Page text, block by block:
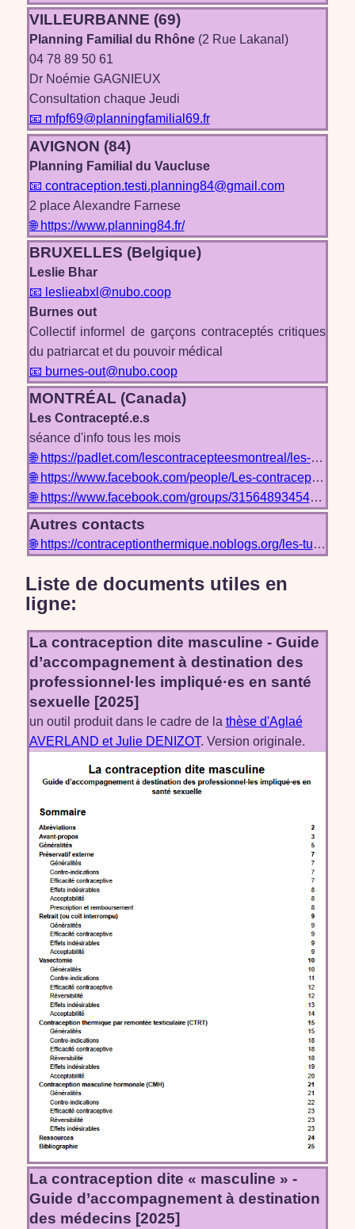
VILLEURBANNE (69)
Planning Familial du Rhône(2 Rue Lakanal)
04 78 89 50 61
Dr Noémie GAGNIEUX
Consultation chaque Jeudi
📧 mfpf69@planningfamilial69.fr
AVIGNON (84)
Planning Familial du Vaucluse
📧 contraception.testi.planning84@gmail.com
2 place Alexandre Farnese
🌐 https://www.planning84.fr/
BRUXELLES (Belgique)
Leslie Bhar
📧 leslieabxl@nubo.coop
Burnes out
Collectif informel de garçons contraceptés critiques
du patriarcat et du pouvoir médical
📧 burnes-out@nubo.coop
MONTRÉAL (Canada)
Les Contracepté.e.s
séance d'info tous les mois
🌐 https://padlet.com/lescontracepteesmontreal/les-contracept-e-s-montr-al-qn8z9r0ruryx57hy
🌐 https://www.facebook.com/people/Les-contracept%C3%A9es-de-Montr%C3%A9al/61574648595696/
🌐 https://www.facebook.com/groups/315648934543538/
Autres contacts
🌐 https://contraceptionthermique.noblogs.org/les-tuyaux-du-slip/
Liste de documents utiles en
ligne:
La contraception dite masculine - Guide
d’accompagnement à destination des
professionnel·les impliqué·es en santé
sexuelle [2025]
un outil produit dans le cadre de la thèse d'Aglaé
AVERLAND et Julie DENIZOT. Version originale.
La contraception dite « masculine » -
Guide d’accompagnement à destination
des médecins [2025]